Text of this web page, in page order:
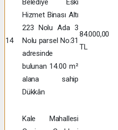
14
Belediye Eski
Hizmet Binası Altı
223 Nolu Ada 3
Nolu parsel No:31
adresinde
bulunan 14.00 m²
alana sahip
Dükkân
84.000,00
TL
Kale Mahallesi